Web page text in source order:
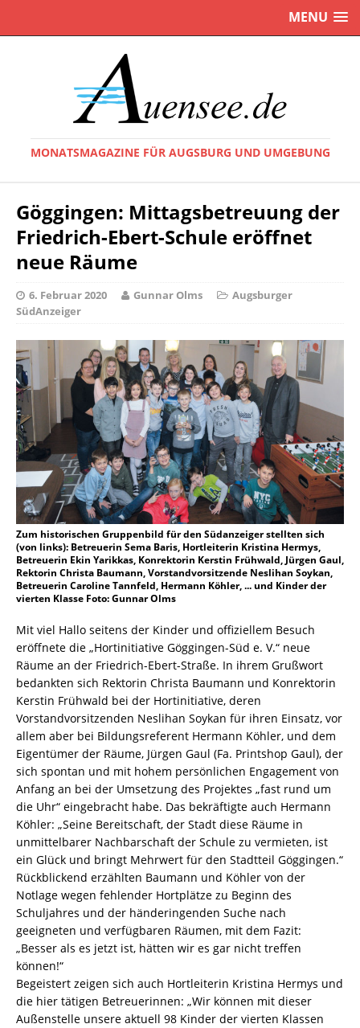
MENU
MONATSMAGAZINE FÜR AUGSBURG UND UMGEBUNG
Göggingen: Mittagsbetreuung der
Friedrich-Ebert-Schule eröffnet
neue Räume
6. Februar 2020 Gunnar Olms
Augsburger
SüdAnzeiger
Zum historischen Gruppenbild für den Südanzeiger stellten sich
(von links): Betreuerin Sema Baris, Hortleiterin Kristina Hermys,
Betreuerin Ekin Yarikkas, Konrektorin Kerstin Frühwald, Jürgen Gaul,
Rektorin Christa Baumann, Vorstandvorsitzende Neslihan Soykan,
Betreuerin Caroline Tannfeld, Hermann Köhler, ... und Kinder der
vierten Klasse Foto: Gunnar Olms
Mit viel Hallo seitens der Kinder und offiziellem Besuch
eröffnete die „Hortinitiative Göggingen-Süd e. V.“ neue
Räume an der Friedrich-Ebert-Straße. In ihrem Grußwort
bedankten sich Rektorin Christa Baumann und Konrektorin
Kerstin Frühwald bei der Hortinitiative, deren
Vorstandvorsitzenden Neslihan Soykan für ihren Einsatz, vor
allem aber bei Bildungsreferent Hermann Köhler, und dem
Eigentümer der Räume, Jürgen Gaul (Fa. Printshop Gaul), der
sich spontan und mit hohem persönlichen Engagement von
Anfang an bei der Umsetzung des Projektes „fast rund um
die Uhr“ eingebracht habe. Das bekräftigte auch Hermann
Köhler: „Seine Bereitschaft, der Stadt diese Räume in
unmittelbarer Nachbarschaft der Schule zu vermieten, ist
ein Glück und bringt Mehrwert für den Stadtteil Göggingen.“
Rückblickend erzählten Baumann und Köhler von der
Notlage wegen fehlender Hortplätze zu Beginn des
Schuljahres und der händeringenden Suche nach
geeigneten und verfügbaren Räumen, mit dem Fazit:
„Besser als es jetzt ist, hätten wir es gar nicht treffen
können!“
Begeistert zeigen sich auch Hortleiterin Kristina Hermys und
die hier tätigen Betreuerinnen: „Wir können mit dieser
Außenstelle unsere aktuell 98 Kinder der vierten Klassen